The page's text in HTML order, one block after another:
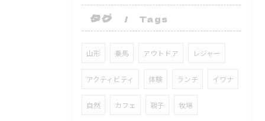
タグ Tags
山形 乗馬 アウトドア レジャー
アクティビティ 体験 ランチ イワナ
自然 カフェ 親子 牧場